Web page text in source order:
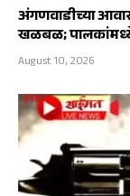
अंगणवाडीच्या
खळबळ;
August 10, 2026